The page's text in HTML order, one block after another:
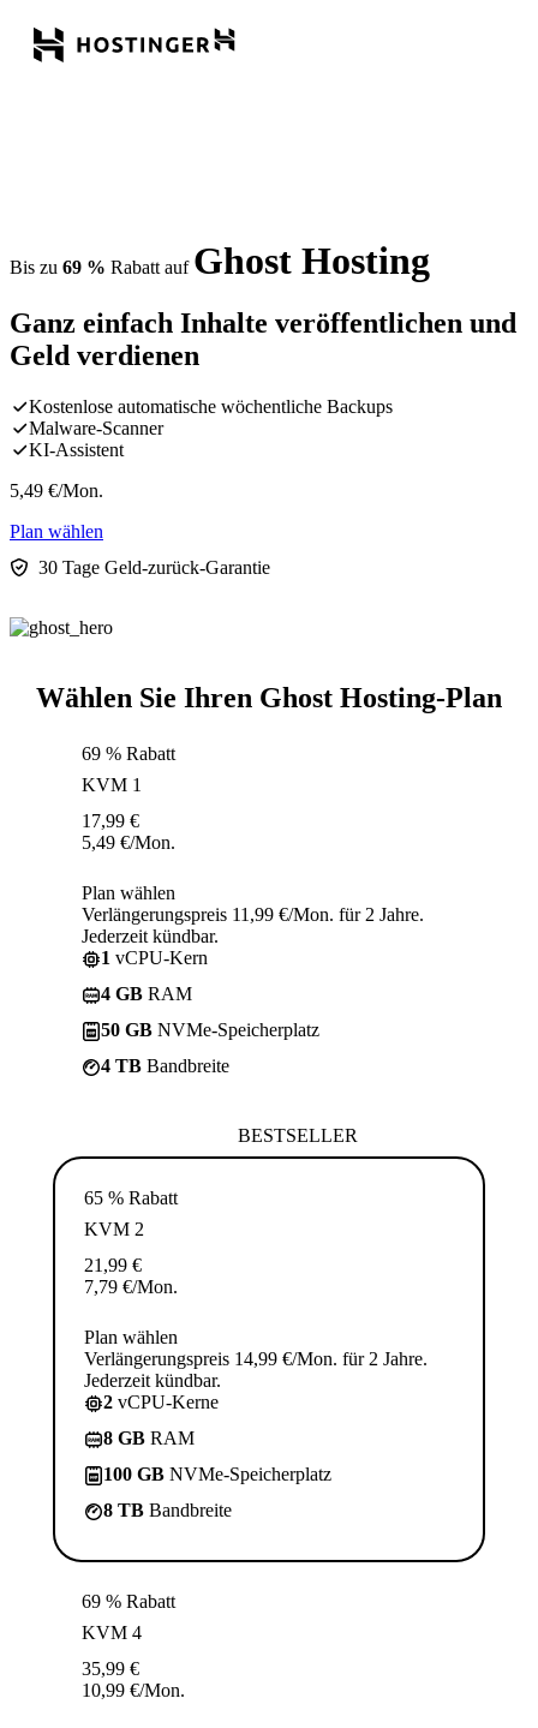
Bis zu 69 % Rabatt auf Ghost Hosting
Ganz einfach Inhalte veröffentlichen und
Geld verdienen
Kostenlose automatische wöchentliche Backups
Malware-Scanner
KI-Assistent
5,49 €/Mon.
Plan wählen
30 Tage Geld-zurück-Garantie
Wählen Sie Ihren Ghost Hosting-Plan
69 % Rabatt
KVM 1
17,99 €
5,49 €/Mon.
Plan wählen
Verlängerungspreis 11,99 €/Mon. für 2 Jahre.
Jederzeit kündbar.
1 vCPU-Kern
4 GB RAM
50 GB NVMe-Speicherplatz
4 TB Bandbreite
BESTSELLER
65 % Rabatt
KVM 2
21,99 €
7,79 €/Mon.
Plan wählen
Verlängerungspreis 14,99 €/Mon. für 2 Jahre.
Jederzeit kündbar.
2 vCPU-Kerne
8 GB RAM
100 GB NVMe-Speicherplatz
8 TB Bandbreite
69 % Rabatt
KVM 4
35,99 €
10,99 €/Mon.